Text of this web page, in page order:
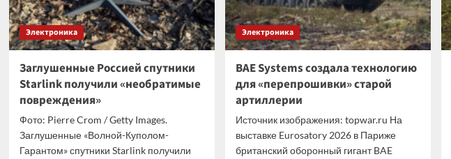
Intel
Core
5
320
Электроника
Заглушенные Россией спутники
Starlink получили «необратимые
повреждения»
Фото: Pierre Crom / Getty Images.
Заглушенные «Волной-Куполом-
Гарантом» спутники Starlink получили
Электроника
BAE Systems создала технологию
для «перепрошивки» старой
артиллерии
Источник изображения: topwar.ru На
выставке Eurosatory 2026 в Париже
британский оборонный гигант BAE